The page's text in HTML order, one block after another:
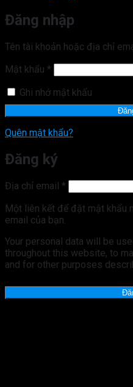
Đăng nhập
Tên tài khoản hoặc địa chỉ
Mật khẩu *
buộc
Ghi nhớ mật khẩu
Quên mật khẩu?
Đăng ký
Địa chỉ email *
buộc
Một liên kết để đặt mật khẩu
email của bạn.
Your personal data will be
throughout this website, to
and for other purposes